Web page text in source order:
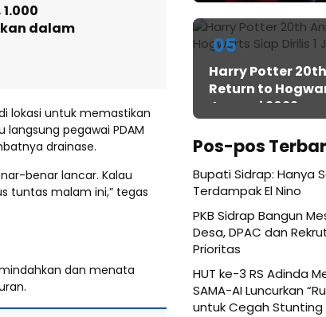
dalam
lokasi untuk memastikan
pegawai PDAM
drainase.
benar lancar. Kalau
tuntas malam ini,” tegas
dan menata
05
Harry Potter
Return to
Januari 2022
Pos-pos
Bupati Sidrap: Hanya
Terdampak El Nino
PKB Sidrap Bangun
Desa, DPAC dan
Prioritas
HUT ke-3 RS Adinda
SAMA-AI Luncurkan
untuk Cegah Stunting